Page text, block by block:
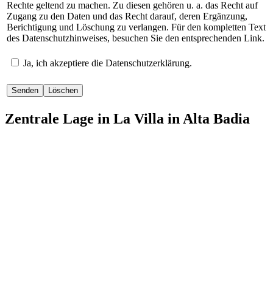
Rechte geltend zu machen. Zu diesen gehören u. a. das Recht auf
Zugang zu den Daten und das Recht darauf, deren Ergänzung,
Berichtigung und Löschung zu verlangen. Für den kompletten Text
des Datenschutzhinweises, besuchen Sie den entsprechenden Link.
Ja, ich akzeptiere die Datenschutzerklärung.
Senden Löschen
Zentrale Lage in La Villa in Alta Badia